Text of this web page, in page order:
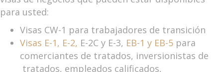
para usted:
Visas CW-1 para trabajadores de transición
Visas E-1, E-2, E-2C y E-3, EB-1 y EB-5 para
comerciantes de tratados, inversionistas de
tratados, empleados calificados,